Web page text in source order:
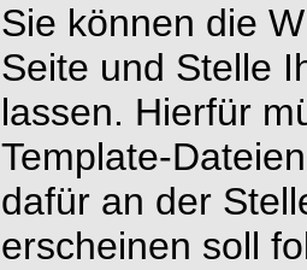
Sie können die
Seite und Stelle
lassen. Hierfür
Template-
dafür an der
erscheinen soll